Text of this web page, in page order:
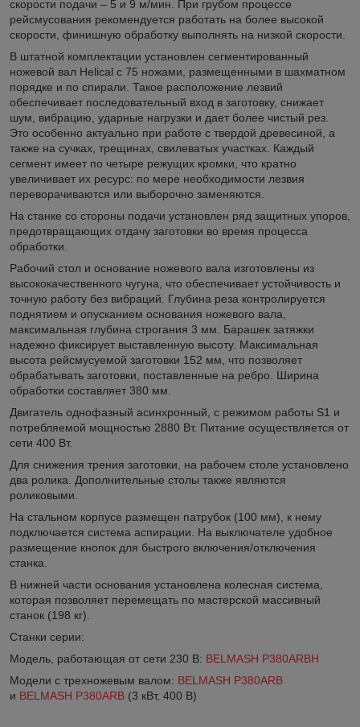
скорости подачи – 5 и 9 м/мин. При грубом процессе
рейсмусования рекомендуется работать на более высокой
скорости, финишную обработку выполнять на низкой скорости.
В штатной комплектации установлен сегментированный
ножевой вал Helical с 75 ножами, размещенными в шахматном
порядке и по спирали. Такое расположение лезвий
обеспечивает последовательный вход в заготовку, снижает
шум, вибрацию, ударные нагрузки и дает более чистый рез.
Это особенно актуально при работе с твердой древесиной, а
также на сучках, трещинах, свилеватых участках. Каждый
сегмент имеет по четыре режущих кромки, что кратно
увеличивает их ресурс: по мере необходимости лезвия
переворачиваются или выборочно заменяются.
На станке со стороны подачи установлен ряд защитных упоров,
предотвращающих отдачу заготовки во время процесса
обработки.
Рабочий стол и основание ножевого вала изготовлены из
высококачественного чугуна, что обеспечивает устойчивость и
точную работу без вибраций. Глубина реза контролируется
поднятием и опусканием основания ножевого вала,
максимальная глубина строгания 3 мм. Барашек затяжки
надежно фиксирует выставленную высоту. Максимальная
высота рейсмусуемой заготовки 152 мм, что позволяет
обрабатывать заготовки, поставленные на ребро. Ширина
обработки составляет 380 мм.
Двигатель однофазный асинхронный, с режимом работы S1 и
потребляемой мощностью 2880 Вт. Питание осуществляется от
сети 400 Вт.
Для снижения трения заготовки, на рабочем столе установлено
два ролика. Дополнительные столы также являются
роликовыми.
На стальном корпусе размещен патрубок (100 мм), к нему
подключается система аспирации. На выключателе удобное
размещение кнопок для быстрого включения/отключения
станка.
В нижней части основания установлена колесная система,
которая позволяет перемещать по мастерской массивный
станок (198 кг).
Станки серии:
Модель, работающая от сети 230 В: BELMASH P380ARBH
Модели с трехножевым валом: BELMASH P380ARB
и BELMASH P380АRB (3 кВт, 400 В)